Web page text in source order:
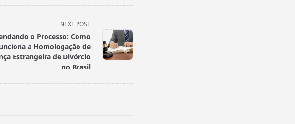
NEXT POST
o Processo: Como
a Homologação de
Estrangeira de Divórcio
no Brasil